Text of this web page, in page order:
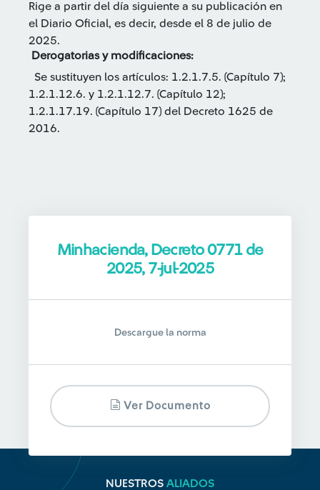
Rige a partir del día siguiente a su publicación en
el Diario Oficial, es decir, desde el 8 de julio de
2025.
Derogatorias y modificaciones:
Se sustituyen los artículos: 1.2.1.7.5. (Capítulo 7);
1.2.1.12.6. y 1.2.1.12.7. (Capítulo 12);
1.2.1.17.19. (Capítulo 17) del Decreto 1625 de
2016.
Minhacienda, Decreto 0771 de
2025, 7-jul-2025
Descargue la norma
Ver Documento
NUESTROS ALIADOS